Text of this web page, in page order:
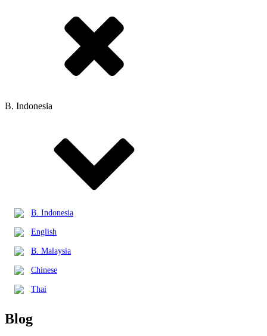
B. Indonesia
B. Indonesia
English
B. Malaysia
Chinese
Thai
Blog